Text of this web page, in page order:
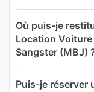
Où puis-je
Location
Sangster (MBJ)
Puis-je réserver